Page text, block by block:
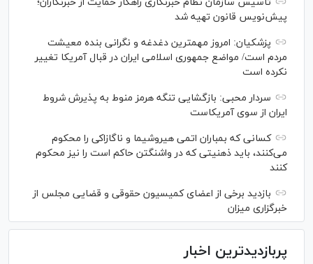
پیش‌نویس قانون تهیه شد
پزشکیان: امروز مهمترین دغدغه و نگرانی بنده معیشت
مردم است/ مواضع جمهوری اسلامی ایران در قبال آمریکا تغییر
نکرده است
سردار محبی: بازگشایی تنگه هرمز منوط به پذیرش شروط
ایران از سوی آمریکاست
کسانی که بمباران اتمی هیروشیما و ناگازاکی را محکوم
می‌کنند، باید ذهنیتی که در واشنگتن حاکم است را نیز محکوم
کنند
بازدید برخی از اعضای کمیسیون حقوقی و قضایی مجلس از
خبرگزاری میزان
پربازدیدترین اخبار